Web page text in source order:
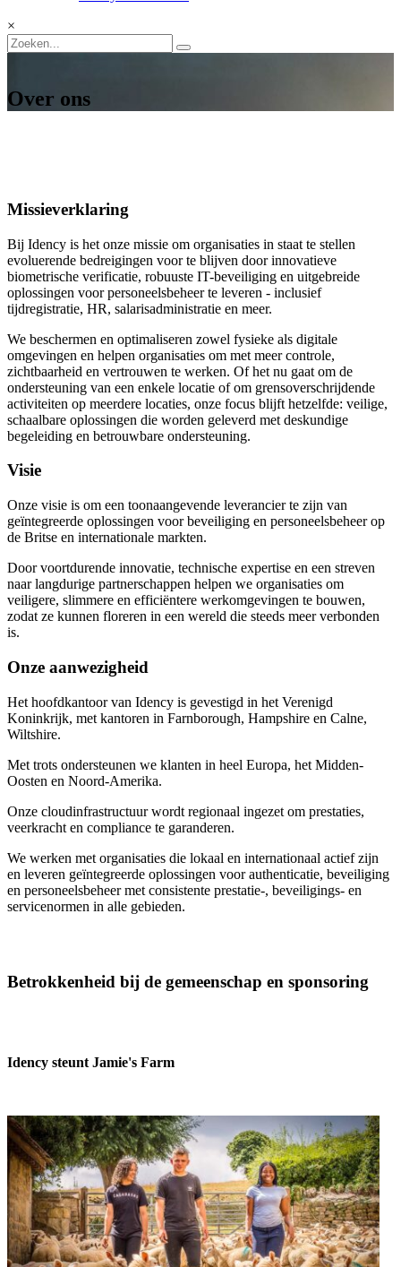
×
Over ons
Missieverklaring
Bij Idency is het onze missie om organisaties in staat te stellen
evoluerende bedreigingen voor te blijven door innovatieve
biometrische verificatie, robuuste IT-beveiliging en uitgebreide
oplossingen voor personeelsbeheer te leveren - inclusief
tijdregistratie, HR, salarisadministratie en meer.
We beschermen en optimaliseren zowel fysieke als digitale
omgevingen en helpen organisaties om met meer controle,
zichtbaarheid en vertrouwen te werken. Of het nu gaat om de
ondersteuning van een enkele locatie of om grensoverschrijdende
activiteiten op meerdere locaties, onze focus blijft hetzelfde: veilige,
schaalbare oplossingen die worden geleverd met deskundige
begeleiding en betrouwbare ondersteuning.
Visie
Onze visie is om een toonaangevende leverancier te zijn van
geïntegreerde oplossingen voor beveiliging en personeelsbeheer op
de Britse en internationale markten.
Door voortdurende innovatie, technische expertise en een streven
naar langdurige partnerschappen helpen we organisaties om
veiligere, slimmere en efficiëntere werkomgevingen te bouwen,
zodat ze kunnen floreren in een wereld die steeds meer verbonden
is.
Onze aanwezigheid
Het hoofdkantoor van Idency is gevestigd in het Verenigd
Koninkrijk, met kantoren in Farnborough, Hampshire en Calne,
Wiltshire.
Met trots ondersteunen we klanten in heel Europa, het Midden-
Oosten en Noord-Amerika.
Onze cloudinfrastructuur wordt regionaal ingezet om prestaties,
veerkracht en compliance te garanderen.
We werken met organisaties die lokaal en internationaal actief zijn
en leveren geïntegreerde oplossingen voor authenticatie, beveiliging
en personeelsbeheer met consistente prestatie-, beveiligings- en
servicenormen in alle gebieden.
Betrokkenheid bij de gemeenschap en sponsoring
Idency steunt Jamie's Farm